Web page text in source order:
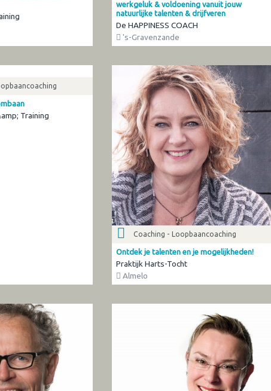
werkgeluk & voldoening vanuit jouw
natuurlijke talenten & drijfveren
De HAPPINESS COACH
's-Gravenzande
Training
Coaching - Loopbaancoaching
Ontdek je talenten en je mogelijkheden!
Praktijk Harts-Tocht
Almelo